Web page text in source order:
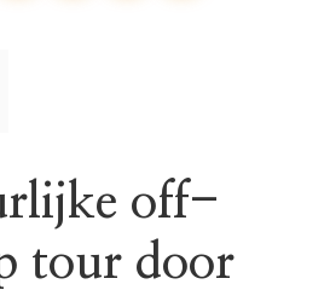
off-
tour door